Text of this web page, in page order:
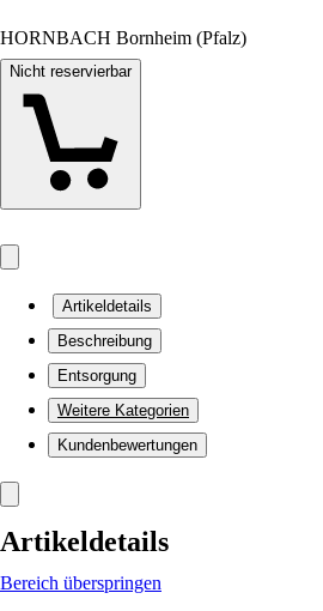
HORNBACH Bornheim (Pfalz)
Nicht reservierbar
Artikeldetails
Beschreibung
Entsorgung
Weitere Kategorien
Kundenbewertungen
Artikeldetails
Bereich überspringen